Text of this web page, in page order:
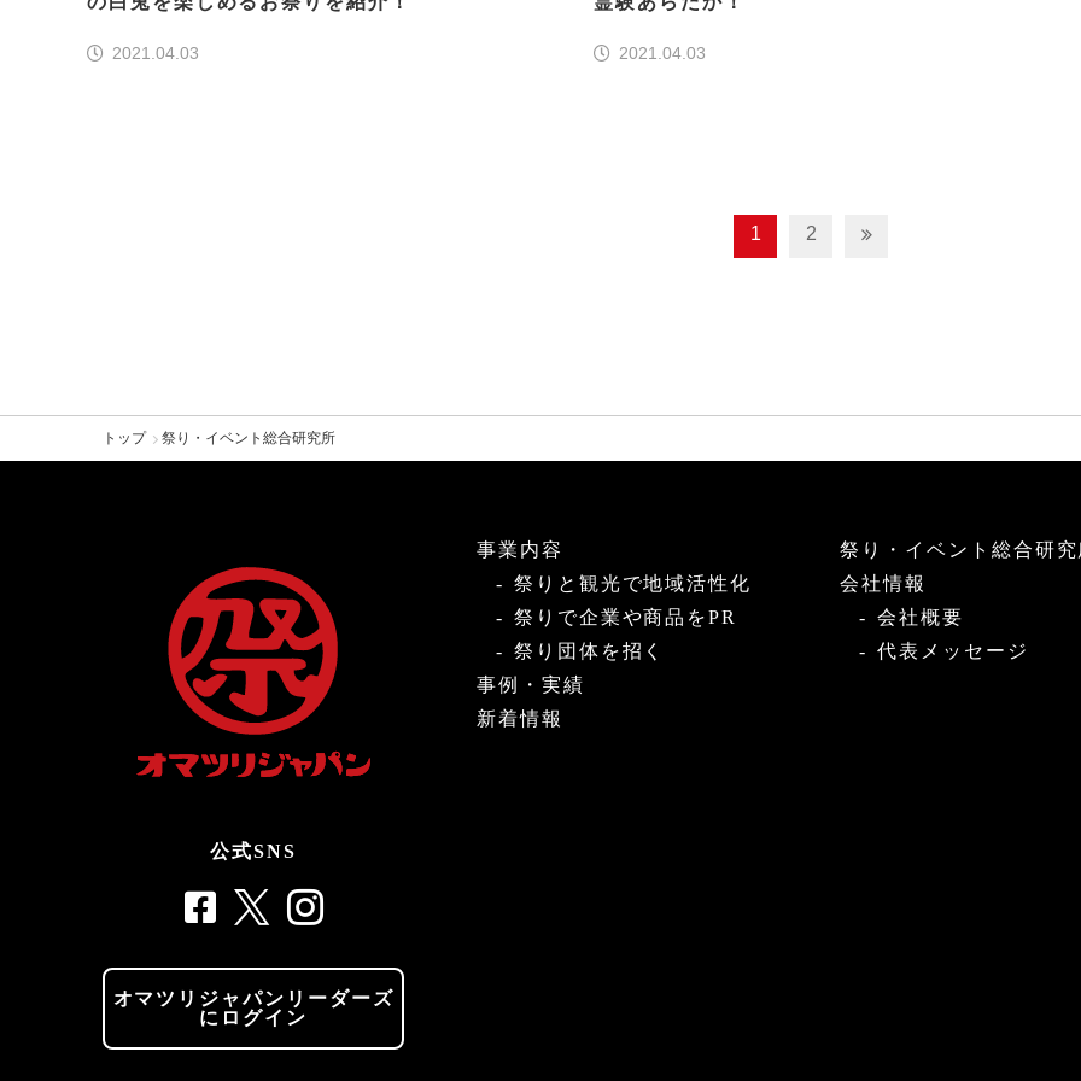
2021.04.03 2021.04.03
1 2
トップ 祭り・イベント総合研究所
公式SNS
オマツリジャパンリーダーズ
にログイン
事業内容
祭りと観光で地域活性化
祭りで企業や商品をPR
祭り団体を招く
事例・実績
新着情報
祭り・イベント総合研究
会社情報
会社概要
代表メッセージ